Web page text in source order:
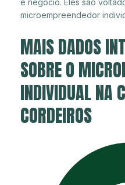
microempreendedor
MAIS DADOS
SOBRE O
INDIVIDUAL NA
CORDEIROS